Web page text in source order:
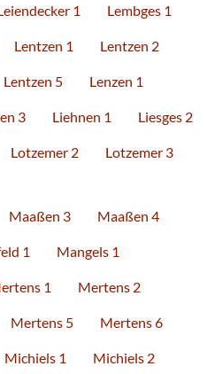
1 Lembges 1
Lentzen 1 Lentzen 2
Lentzen 5 Lenzen 1
3 Liehnen 1 Liesges 2
Lotzemer 2 Lotzemer 3
Maaßen 3 Maaßen 4
1 Mangels 1
1 Mertens 2
Mertens 5 Mertens 6
Michiels 1 Michiels 2